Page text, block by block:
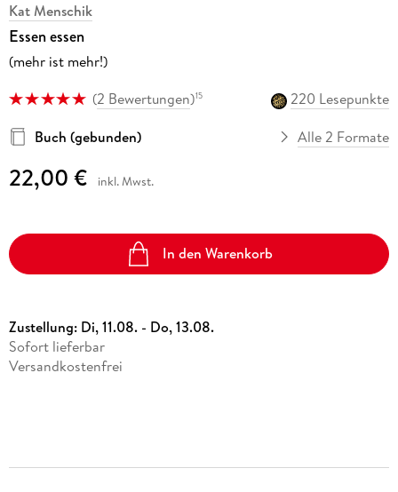
Kat Menschik
Essen essen
(mehr ist mehr!)
(2 Bewertungen)15
220 Lesepunkte
Buch (gebunden)
Alle 2 Formate
22,00 € inkl. Mwst.
In den Warenkorb
Zustellung: Di, 11.08. - Do, 13.08.
Sofort lieferbar
Versandkostenfrei